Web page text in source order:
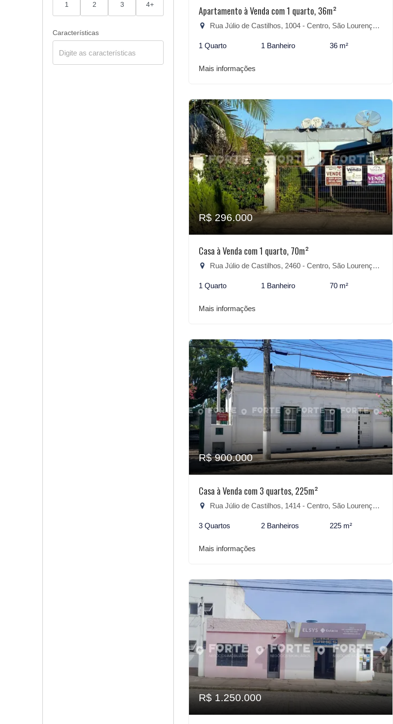
1 2 3 4+
Características
Apartamento à Venda com 1 quarto, 36m²
Rua Júlio de Castilhos, 1004 - Centro, São Lourenço do Sul-RS
1 Quarto 1 Banheiro 36 m²
Mais informações
R$ 296.000
Casa à Venda com 1 quarto, 70m²
Rua Júlio de Castilhos, 2460 - Centro, São Lourenço do Sul-RS
1 Quarto 1 Banheiro 70 m²
Mais informações
R$ 900.000
Casa à Venda com 3 quartos, 225m²
Rua Júlio de Castilhos, 1414 - Centro, São Lourenço do Sul-RS
3 Quartos 2 Banheiros 225 m²
Mais informações
R$ 1.250.000